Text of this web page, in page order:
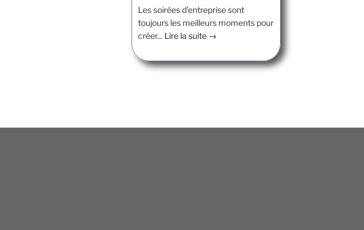
Les soirées d’entreprise sont
toujours les meilleurs moments pour
créer... Lire la suite →